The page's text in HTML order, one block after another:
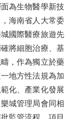
為生物醫學新技
海南省人大常委
國際醫療旅遊先
將細胞治療、基
，作為獨立於藥
地方性法規為加
化、產業化發展
城管理局會同相